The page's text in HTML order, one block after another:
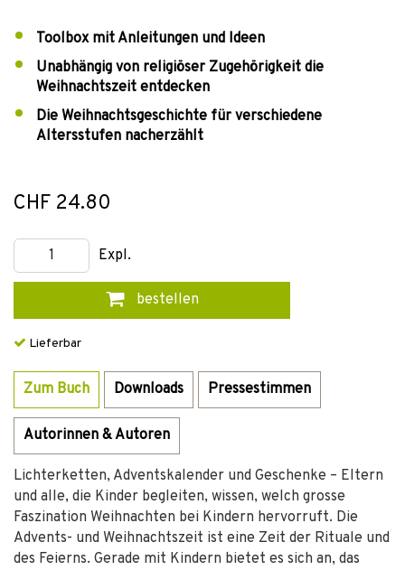
Toolbox mit Anleitungen und Ideen
Unabhängig von religiöser Zugehörigkeit die
Weihnachtszeit entdecken
Die Weihnachtsgeschichte für verschiedene
Altersstufen nacherzählt
CHF 24.80
Expl.
bestellen
Lieferbar
Zum Buch Downloads Pressestimmen
Autorinnen & Autoren
Lichterketten, Adventskalender und Geschenke – Eltern
und alle, die Kinder begleiten, wissen, welch grosse
Faszination Weihnachten bei Kindern hervorruft. Die
Advents- und Weihnachtszeit ist eine Zeit der Rituale und
des Feierns. Gerade mit Kindern bietet es sich an, das